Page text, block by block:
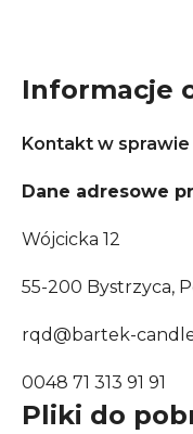
Informacje
Kontakt w
Dane adresowe
Wójcicka 12
55-200 Bystrzyca,
rqd@bartek-
0048 71 313 91 91
Pliki do